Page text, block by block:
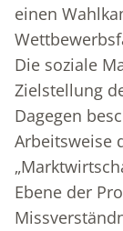
einen
Die soziale
Zielstellung
Dagegen
Arbeitsweise
Ebene der